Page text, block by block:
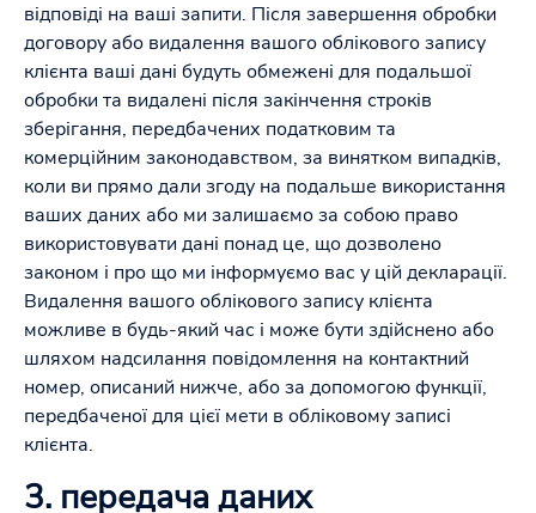
відповіді на ваші запити. Після завершення обробки
договору або видалення вашого облікового запису
клієнта ваші дані будуть обмежені для подальшої
обробки та видалені після закінчення строків
зберігання, передбачених податковим та
комерційним законодавством, за винятком випадків,
коли ви прямо дали згоду на подальше використання
ваших даних або ми залишаємо за собою право
використовувати дані понад це, що дозволено
законом і про що ми інформуємо вас у цій декларації.
Видалення вашого облікового запису клієнта
можливе в будь-який час і може бути здійснено або
шляхом надсилання повідомлення на контактний
номер, описаний нижче, або за допомогою функції,
передбаченої для цієї мети в обліковому записі
клієнта.
3. передача даних